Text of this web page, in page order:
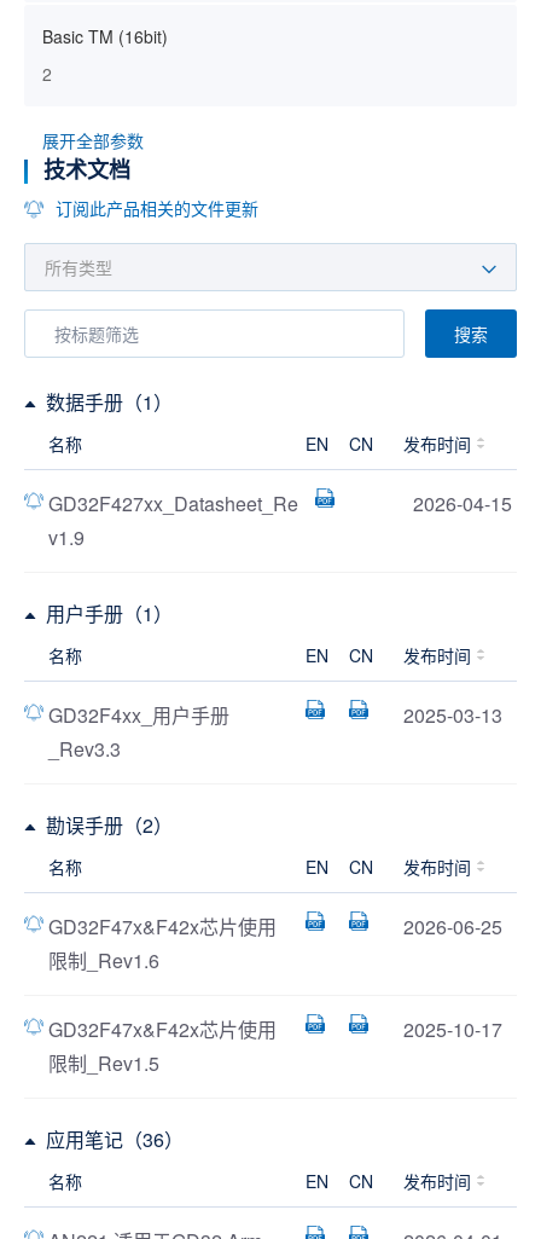
Basic TM (16bit)
2
展开全部参数
技术文档
订阅此产品相关的文件更新
搜索
数据手册（1）
名称 EN CN 发布时间
GD32F427xx_Datasheet_Re
v1.9
2026-04-15
用户手册（1）
名称 EN CN 发布时间
GD32F4xx_用户手册
_Rev3.3
2025-03-13
勘误手册（2）
名称 EN CN 发布时间
GD32F47x&F42x芯片使用
限制_Rev1.6
2026-06-25
GD32F47x&F42x芯片使用
限制_Rev1.5
2025-10-17
应用笔记（36）
名称 EN CN 发布时间